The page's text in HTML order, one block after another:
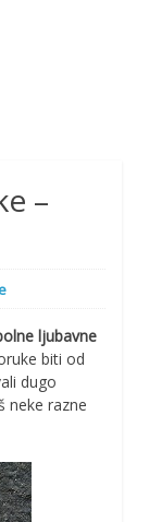
–
ljubavne
biti od
dugo
neke razne